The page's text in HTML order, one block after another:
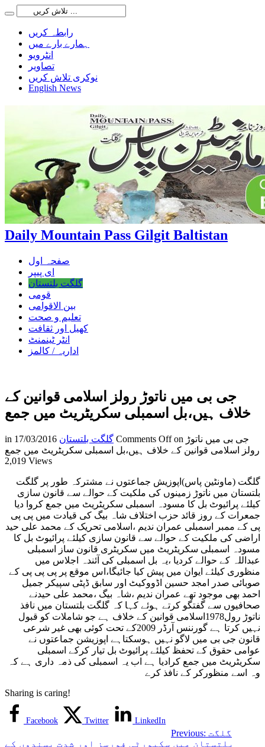
رابطہ کریں
ہمارے بارے میں
انٹرویو
تصاویر
نوکری تلاش کریں
English News
Daily Mountain Pass Gilgit Baltistan
صفحہ اول
ای پیپر
گلگت بلتستان
قومی
بین الاقوامی
تعلیم و صحت
کھیل اور ثقافت
انٹر ٹینمنٹ
اداریہ / کالمز
جی بی میں ناتوڑ رولز اسلامی قوانین کے
خلاف ہیں،بل اسمبلی سکریٹریٹ میں جمع
in گلگت بلتستان 17/03/2016 Comments Offon جی بی میں ناتوڑ
رولز اسلامی قوانین کے خلاف ہیں،بل اسمبلی سکریٹریٹ میں جمع
2,019 Views
گلگت (ماونٹین پاس)اپوزیش جماعتوں نے مشترکہ طور پر گلگت
بلتستان میں ناتوڑ زمینوں کی ملکیت کے حوالے سے قانون سازی
کیلئے پرائیوٹ بل کا مسودہ اسمبلی سکریٹریٹ میں جمع کروا دیا
جمعرات کے روز قائد حزب اختلاف شاہ بیگ کی قیادت میں پی پی
پی کے ممبر اسمبلی عمران ندیم ،اسلامی تحریک کے محمد علی حید
اراضی کی ملکیت کے حوالے سے قانون سازی کیلئے پرائیوٹ بل کا
مسودہ اسمبلی سکریٹریٹ میں سکریٹری قانون ساز اسمبلی
عبداللہ کے حوالے کردیا ،یہ بل اسمبلی کی آئندہ اجلاس میں
منظوری کیلئے ایوان میں پیش کیا جائیگا،اس موقع پر پی پی پی کے
صوبائی صدر امجد حسین اڈووکیٹ اور سابق ڈپٹی سپیکر جمیل
احمد بھی موجود تھے عمران ندیم ،شاہ بیگ ،محمد علی حیدنے
صحافیوں سے گفتگو کرتے ہوئے کہا کہ گلگت بلتستان میں نافذ
ناتوڑ رول1978اسلامی قوانین کے خلاف ہے جو شاملات کو قبول
نہیں کرتا ہے گورننس آرڈر 2009کے تحت کوئی بھی غیر شرعی
قانون جی بی میں لاگو نہیں ہوسکتاہے اپوزیشن جماعتوں نے
عوامی حقوق کے تحفظ کیلئے پرائیوٹ بل تیار کرکے اسمبلی
سکریٹریٹ میں جمع کرادیا ہے اب یہ اسمبلی کی ذمہ داری ہے کہ
وہ اسے منظورکر کے نافذ کرے
Sharing is caring!
Facebook Twitter LinkedIn
Previous:
بلتستان میں سکیورٹی فورسز اور شدت پسندوں کے